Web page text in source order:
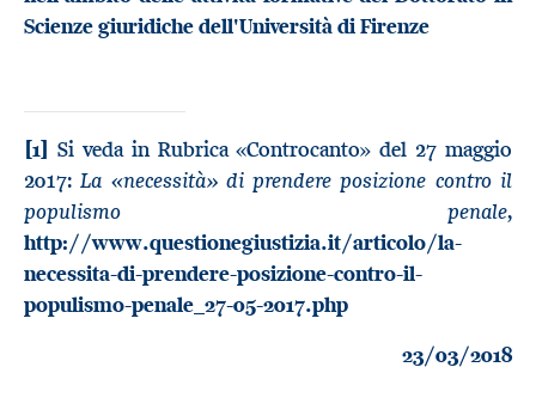
Scienze giuridiche dell'Università di Firenze
[1] Si veda in Rubrica «Controcanto» del 27 maggio
2017:La «necessità» di prendere posizione contro il
populismo penale,
http://www.questionegiustizia.it/articolo/la-
necessita-di-prendere-posizione-contro-il-
populismo-penale_27-05-2017.php
23/03/2018